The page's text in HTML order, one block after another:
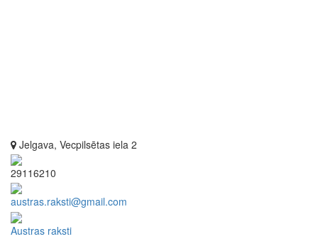
Jelgava, Vecpilsētas iela 2
29116210
austras.raksti@gmail.com
Austras raksti